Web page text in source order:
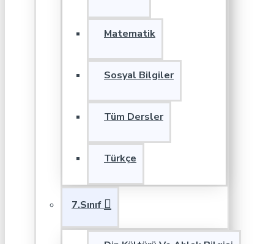
Matematik
Sosyal Bilgiler
Tüm Dersler
Türkçe
7.Sınıf